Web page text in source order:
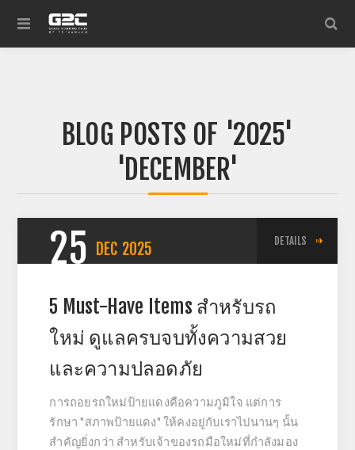
BLOG POSTS OF '2025'
'DECEMBER'
25 DEC 2025 DETAILS
5 Must-Have Items สำหรับรถ
ใหม่ ดูแลครบจบทั้งความสวย
และความปลอดภัย
การถอยรถใหม่ป้ายแดงคือความภูมิใจ แต่การ
รักษา "สภาพป้ายแดง" ให้คงอยู่กับเราไปนานๆ นั้น
สำคัญยิ่งกว่า สำหรับเจ้าของรถมือใหม่ที่กำลังมอง